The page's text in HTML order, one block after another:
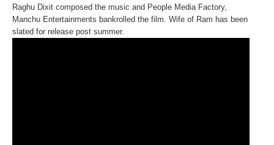
Raghu Dixit composed the music and People Media Factory,
Manchu Entertainments bankrolled the film. Wife of Ram has been
slated for release post summer.